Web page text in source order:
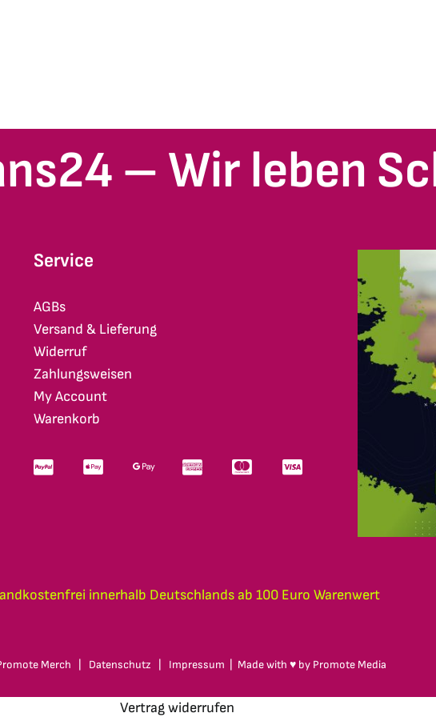
– Wir leben
Service
AGBs
Versand & Lieferung
Widerruf
Zahlungsweisen
My Account
Warenkorb
innerhalb Deutschlands ab 100 Euro Warenwert
Merch Datenschutz Impressum | Made with ♥ by Promote Media
Vertrag widerrufen